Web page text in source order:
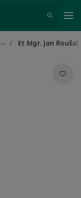
Změna města
Et Mgr. Jan Roušal